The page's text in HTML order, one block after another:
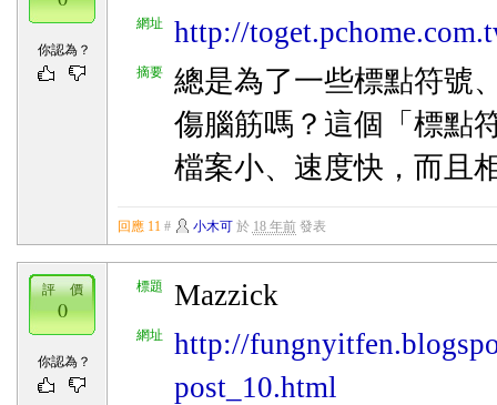
網址 http://
摘要
總是為了一些標點符號
傷腦筋嗎？這個「標點
檔案小、速度快，而且
你認為？
回應 11 # 小木可於 18 年前發表
標題 Mazzick
網址
http://
post_10.html
評 價
0
你認為？